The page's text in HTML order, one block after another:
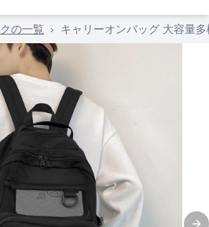
の一覧 › キャリーオンバッグ 大容量